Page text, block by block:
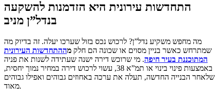
התחדשות עירונית היא הזדמנות להשקעה
בנדל”ן מניב
מה מחפש משקיע נדל”ן? לרכוש נכס בזול שערכו יעלה. זה בדיוק מה
שמתרחש כאשר בניין מסוים או שכונה הם חלק מההתחדשות העירונית
המתוכננת בעיר חיפה. מי שרוכש דירה ישנה שעתידה לשנות את פניה
באמצעות פינוי בינוי או תמ”א 38, עשוי לרכוש דירה במחיר נמוך יחסית,
שלאחר הבנייה החדשה, תעלה את ערכה באחוזים גבוהים ואפילו גבוהים
מאוד.